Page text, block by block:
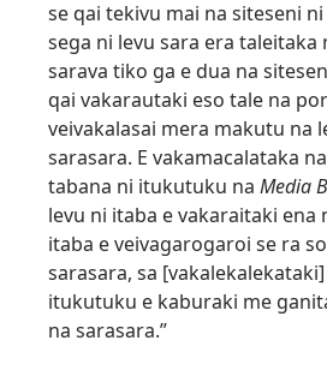
se qai tekivu mai na siteseni
sega ni levu sara era taleitaka
sarava tiko ga e dua na
qai vakarautaki eso tale na
veivakalasai mera makutu na
sarasara. E vakamacalataka
tabana ni itukutuku na Media
levu ni itaba e vakaraitaki ena
itaba e veivagarogaroi se ra
sarasara, sa
itukutuku e kaburaki me
na sarasara.”